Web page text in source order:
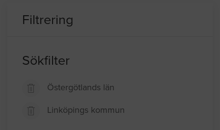
Filtrering
Sökfilter
Östergötlands län
Linköpings kommun